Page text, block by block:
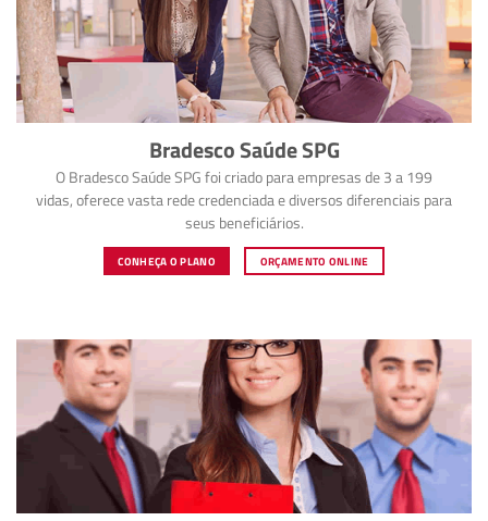
Bradesco Saúde SPG
O Bradesco Saúde SPG foi criado para empresas de 3 a 199
vidas, oferece vasta rede credenciada e diversos diferenciais para
seus beneficiários.
CONHEÇA O PLANO ORÇAMENTO ONLINE